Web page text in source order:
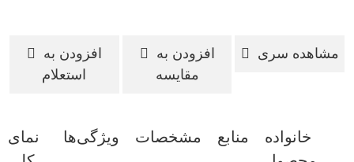
افزودن به
استعلام
افزودن به
مقایسه
مشاهده سری
نمای
ویژگی‌ها مشخصات منابع
خانواده